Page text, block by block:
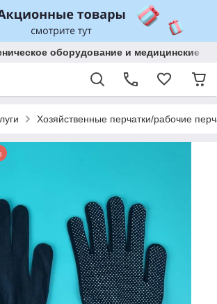
оборудование и медицинские
Хозяйственные перчатки/рабочие